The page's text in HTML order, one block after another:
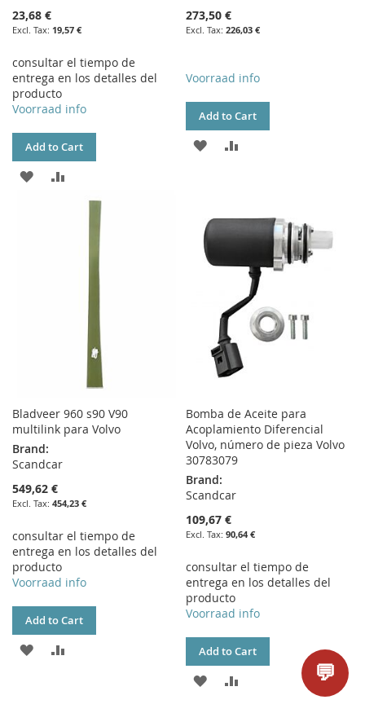
23,68 €
19,57 €
consultar el tiempo de
entrega en los detalles del
producto
Voorraad info
Add to Cart
ADD
COMPARE
273,50 €
226,03 €
Voorraad info
Add to Cart
ADD
LIST
Bladveer 960 s90 V90
multilink para Volvo
Brand:
Scandcar
549,62 €
454,23 €
consultar el tiempo de
entrega en los detalles del
producto
Voorraad info
Add to Cart
ADD
Bomba de Aceite para
Acoplamiento Diferencial
Volvo, número de pieza Volvo
30783079
Brand:
Scandcar
109,67 €
90,64 €
consultar el tiempo de
entrega en los detalles del
producto
Voorraad info
Add to Cart
ADD
💬